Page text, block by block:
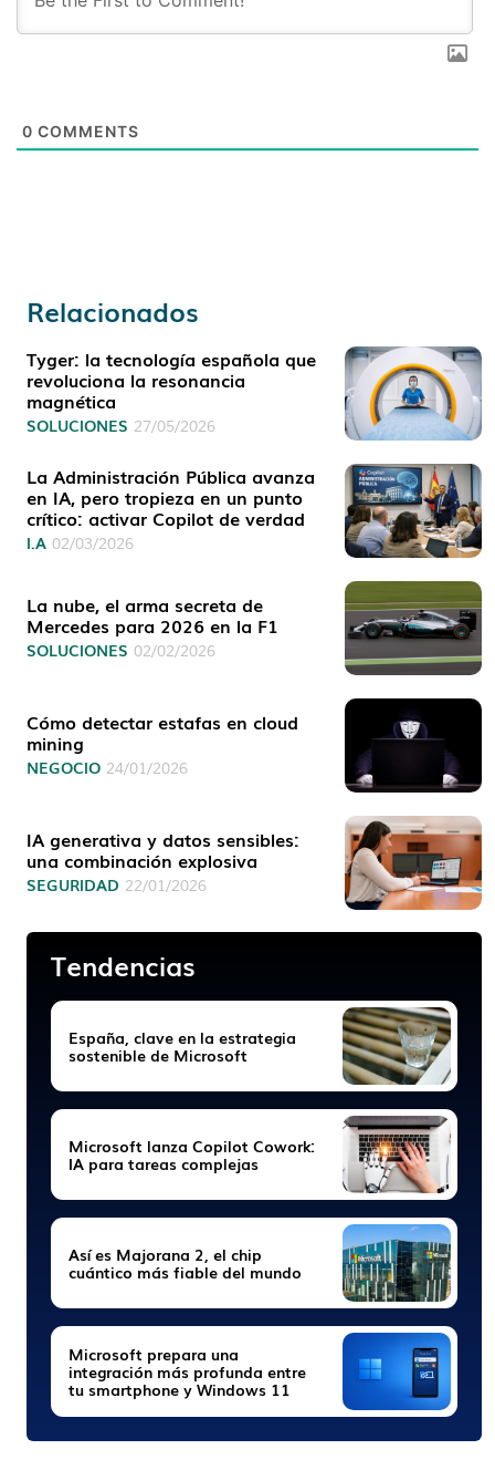
0 COMMENTS
Relacionados
Tyger: la tecnología española que
revoluciona la resonancia
magnética
SOLUCIONES 27/05/2026
La Administración Pública avanza
en IA, pero tropieza en un punto
crítico: activar Copilot de verdad
I.A 02/03/2026
La nube, el arma secreta de
Mercedes para 2026 en la F1
SOLUCIONES 02/02/2026
Cómo detectar estafas en cloud
mining
NEGOCIO 24/01/2026
IA generativa y datos sensibles:
una combinación explosiva
SEGURIDAD 22/01/2026
Tendencias
España, clave en la estrategia
sostenible de Microsoft
Microsoft lanza Copilot Cowork:
IA para tareas complejas
Así es Majorana 2, el chip
cuántico más fiable del mundo
Microsoft prepara una
integración más profunda entre
tu smartphone y Windows 11